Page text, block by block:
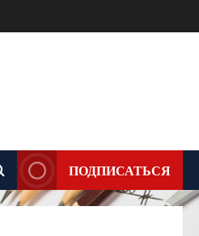
ПОДПИСАТЬСЯ